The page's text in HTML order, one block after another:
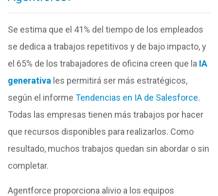
Se estima que el 41% del tiempo de los empleados
se dedica a trabajos repetitivos y de bajo impacto, y
el 65% de los trabajadores de oficina creen que la IA
generativa les permitirá ser más estratégicos,
según el informe Tendencias en IA de Salesforce.
Todas las empresas tienen más trabajos por hacer
que recursos disponibles para realizarlos. Como
resultado, muchos trabajos quedan sin abordar o sin
completar.
Agentforce proporciona alivio a los equipos